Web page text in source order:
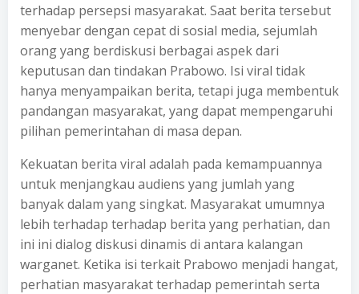
terhadap persepsi masyarakat. Saat berita tersebut
menyebar dengan cepat di sosial media, sejumlah
orang yang berdiskusi berbagai aspek dari
keputusan dan tindakan Prabowo. Isi viral tidak
hanya menyampaikan berita, tetapi juga membentuk
pandangan masyarakat, yang dapat mempengaruhi
pilihan pemerintahan di masa depan.
Kekuatan berita viral adalah pada kemampuannya
untuk menjangkau audiens yang jumlah yang
banyak dalam yang singkat. Masyarakat umumnya
lebih terhadap terhadap berita yang perhatian, dan
ini ini dialog diskusi dinamis di antara kalangan
warganet. Ketika isi terkait Prabowo menjadi hangat,
perhatian masyarakat terhadap pemerintah serta